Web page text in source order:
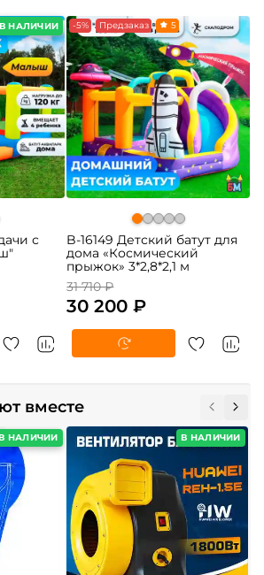
В НАЛИЧИИ
с
-5% Предзаказ 5
B-16149 Детский батут для
дома «Космический
прыжок» 3*2,8*2,1 м
31 710 ₽
30 200 ₽
вместе
НАЛИЧИИ В НАЛИЧИИ